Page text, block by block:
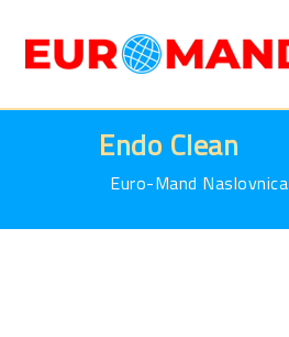
Endo Clean
Euro-Mand Naslovnica